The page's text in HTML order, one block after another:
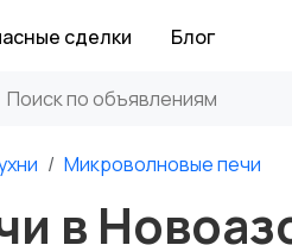
сделки Блог
Микроволновые печи
в